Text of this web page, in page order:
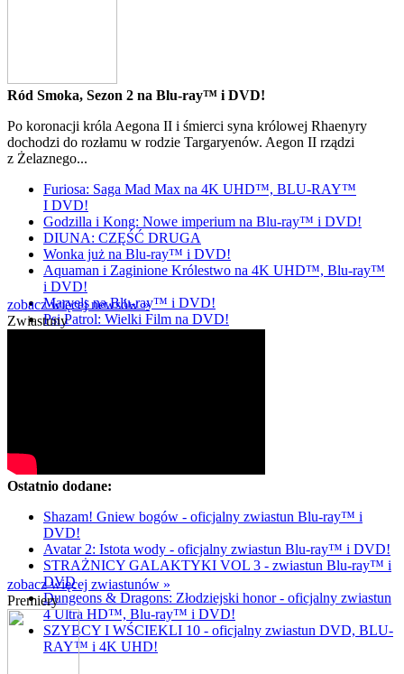
Ród Smoka, Sezon 2 na Blu-ray™ i DVD!
Po koronacji króla Aegona II i śmierci syna królowej Rhaenyry
dochodzi do rozłamu w rodzie Targaryenów. Aegon II rządzi
z Żelaznego...
Furiosa: Saga Mad Max na 4K UHD™, BLU-RAY™
I DVD!
Godzilla i Kong: Nowe imperium na Blu-ray™ i DVD!
DIUNA: CZĘŚĆ DRUGA
Wonka już na Blu-ray™ i DVD!
Aquaman i Zaginione Królestwo na 4K UHD™, Blu-ray™
i DVD!
Marvels na Blu-ray™ i DVD!
Psi Patrol: Wielki Film na DVD!
zobacz więcej newsów »
Zwiastuny
Ostatnio dodane:
Shazam! Gniew bogów - oficjalny zwiastun Blu-ray™ i
DVD!
Avatar 2: Istota wody - oficjalny zwiastun Blu-ray™ i DVD!
STRAŻNICY GALAKTYKI VOL 3 - zwiastun Blu-ray™ i
DVD
Dungeons & Dragons: Złodziejski honor - oficjalny zwiastun
4 Ultra HD™, Blu-ray™ i DVD!
SZYBCY I WŚCIEKLI 10 - oficjalny zwiastun DVD, BLU-
RAY™ i 4K UHD!
zobacz więcej zwiastunów »
Premiery